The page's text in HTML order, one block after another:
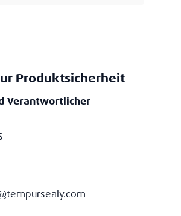
Produktsicherheit
Verantwortlicher